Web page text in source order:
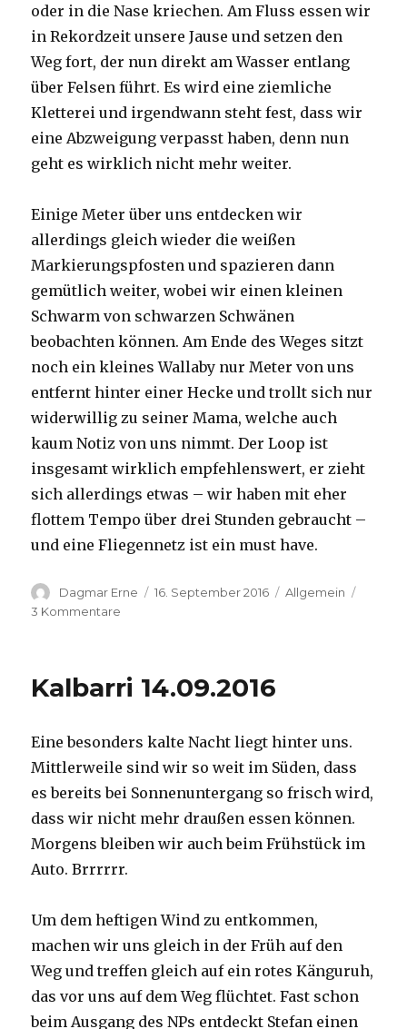
oder in die Nase kriechen. Am Fluss essen wir
in Rekordzeit unsere Jause und setzen den
Weg fort, der nun direkt am Wasser entlang
über Felsen führt. Es wird eine ziemliche
Kletterei und irgendwann steht fest, dass wir
eine Abzweigung verpasst haben, denn nun
geht es wirklich nicht mehr weiter.
Einige Meter über uns entdecken wir
allerdings gleich wieder die weißen
Markierungspfosten und spazieren dann
gemütlich weiter, wobei wir einen kleinen
Schwarm von schwarzen Schwänen
beobachten können. Am Ende des Weges sitzt
noch ein kleines Wallaby nur Meter von uns
entfernt hinter einer Hecke und trollt sich nur
widerwillig zu seiner Mama, welche auch
kaum Notiz von uns nimmt. Der Loop ist
insgesamt wirklich empfehlenswert, er zieht
sich allerdings etwas – wir haben mit eher
flottem Tempo über drei Stunden gebraucht –
und eine Fliegennetz ist ein must have.
Autor
Dagmar Erne
Veröffentlicht
16. September 2016 Kategorien
Allgemein
3 Kommentare
Kalbarri 14.09.2016
Eine besonders kalte Nacht liegt hinter uns.
Mittlerweile sind wir so weit im Süden, dass
es bereits bei Sonnenuntergang so frisch wird,
dass wir nicht mehr draußen essen können.
Morgens bleiben wir auch beim Frühstück im
Auto. Brrrrrr.
Um dem heftigen Wind zu entkommen,
machen wir uns gleich in der Früh auf den
Weg und treffen gleich auf ein rotes Känguruh,
das vor uns auf dem Weg flüchtet. Fast schon
beim Ausgang des NPs entdeckt Stefan einen